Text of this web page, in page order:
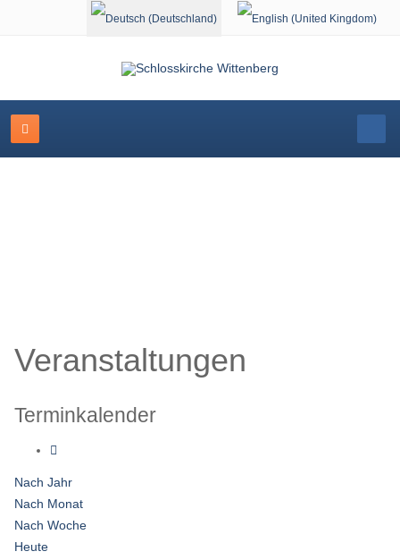
Sprache auswählen
Veranstaltungen
Terminkalender
Nach Jahr
Nach Monat
Nach Woche
Heute